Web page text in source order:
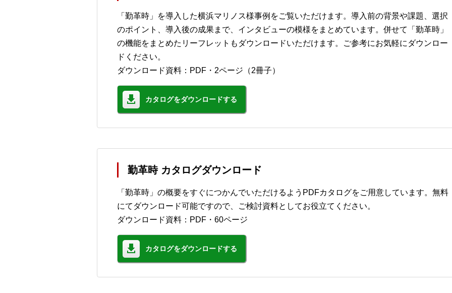
「勤革時」を導入した横浜マリノス様事例をご覧いただけます。導入前の背景や課題、選択
のポイント、導入後の成果まで、インタビューの模様をまとめています。併せて「勤革時」
の機能をまとめたリーフレットもダウンロードいただけます。ご参考にお気軽にダウンロー
ドください。
ダウンロード資料：PDF・2ページ（2冊子）
カタログをダウンロードする
勤革時 カタログダウンロード
「勤革時」の概要をすぐにつかんでいただけるようPDFカタログをご用意しています。無料
にてダウンロード可能ですので、ご検討資料としてお役立てください。
ダウンロード資料：PDF・60ページ
カタログをダウンロードする